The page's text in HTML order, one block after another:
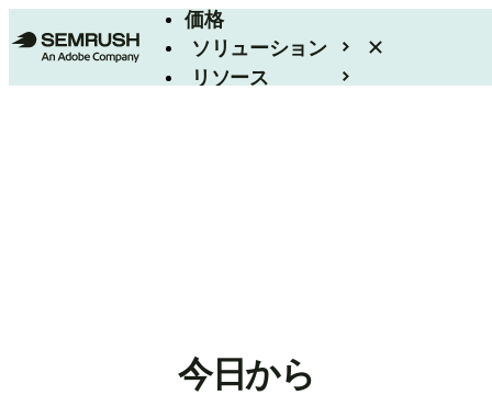
価格
ソリューション
リソース
今日から